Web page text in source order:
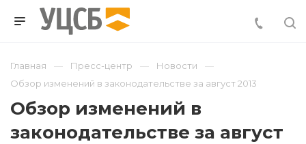
Главная Пресс-центр
Новости
Обзор изменений в законодательстве за август 2013
Обзор изменений в
законодательстве за август